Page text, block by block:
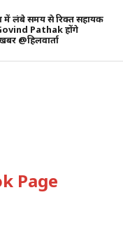
में लंबे समय से रिक्त सहायक
Pathak होंगे
@हिलवार्ता
Page